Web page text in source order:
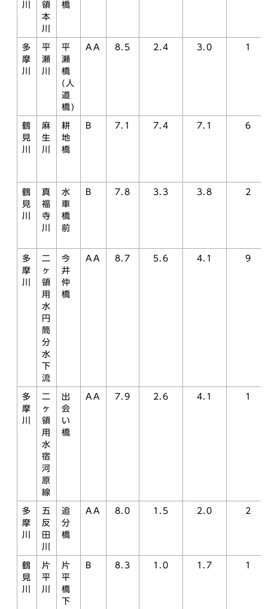
川
領
本
川
橋
多
摩
川
平
瀬
川
平
瀬
橋
(人
道
橋)
AA 8.5 2.4 3.0 1
鶴
見
川
麻
生
川
耕
地
橋
B 7.1 7.4 7.1 6
鶴
見
川
真
福
寺
川
水
車
橋
前
B 7.8 3.3 3.8 2
多
摩
川
二
ヶ
領
用
水
円
筒
分
水
下
流
今
井
仲
橋
AA 8.7 5.6 4.1 9
多
摩
川
二
ヶ
領
用
水
宿
河
原
線
出
会
い
橋
AA 7.9 2.6 4.1 1
多
摩
川
五
反
田
川
追
分
橋
AA 8.0 1.5 2.0 2
鶴
見
川
片
平
川
片
平
橋
下
B 8.3 1.0 1.7 1